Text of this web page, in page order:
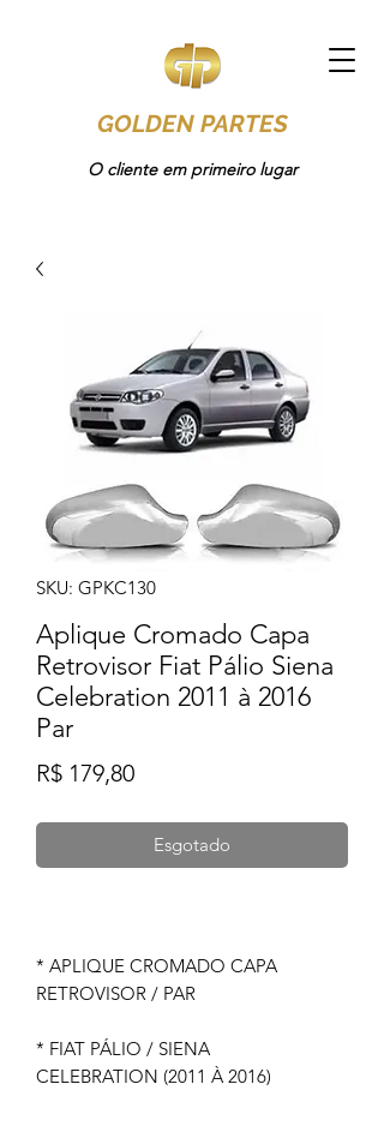
GOLDEN PARTES
O cliente em primeiro lugar
SKU: GPKC130
Aplique Cromado Capa
Retrovisor Fiat Pálio Siena
Celebration 2011 à 2016
Par
R$ 179,80Preço
Esgotado
* APLIQUE CROMADO CAPA
RETROVISOR / PAR
* FIAT PÁLIO / SIENA
CELEBRATION (2011 À 2016)